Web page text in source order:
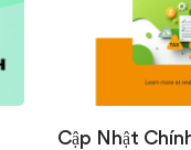
Cập Nhật